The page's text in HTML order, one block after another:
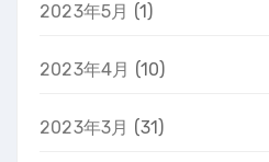
2023年5月 (1)
2023年4月 (10)
2023年3月 (31)